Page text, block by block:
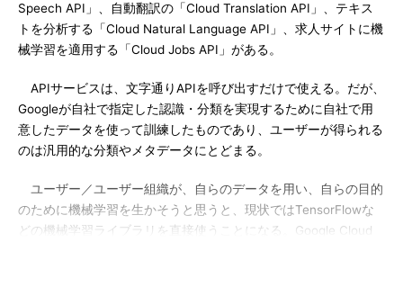
Speech API」、自動翻訳の「Cloud Translation API」、テキス
トを分析する「Cloud Natural Language API」、求人サイトに機
械学習を適用する「Cloud Jobs API」がある。
APIサービスは、文字通りAPIを呼び出すだけで使える。だが、
Googleが自社で指定した認識・分類を実現するために自社で用
意したデータを使って訓練したものであり、ユーザーが得られる
のは汎用的な分類やメタデータにとどまる。
ユーザー／ユーザー組織が、自らのデータを用い、自らの目的
のために機械学習を生かそうと思うと、現状ではTensorFlowな
どの機械学習ライブラリを直接使うことになる。Google Cloud